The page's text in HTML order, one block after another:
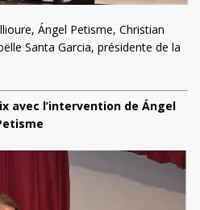
Ángel Petisme, Christian
Santa Garcia, présidente de la
avec l’intervention de Ángel